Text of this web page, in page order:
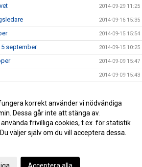
2014-09-29 11:25
2014-09-16 15:35
2014-09-15 15:54
september 2014-09-15 10:25
2014-09-09 15:47
2014-09-09 15:43
våra värdeord betyder :) 2014-02-27 15:48
skola/förskola! 2013-10-08 10:19
Webbversion
korrekt använder vi nödvändiga
Dessa går inte att stänga av.
använda frivilliga cookies, t.ex. för statistik
väljer själv om du vill acceptera dessa.